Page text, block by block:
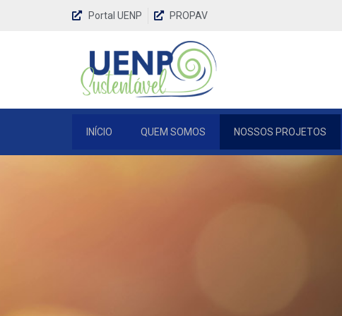
Portal UENP PROPAV
INÍCIO QUEM SOMOS NOSSOS PROJETOS